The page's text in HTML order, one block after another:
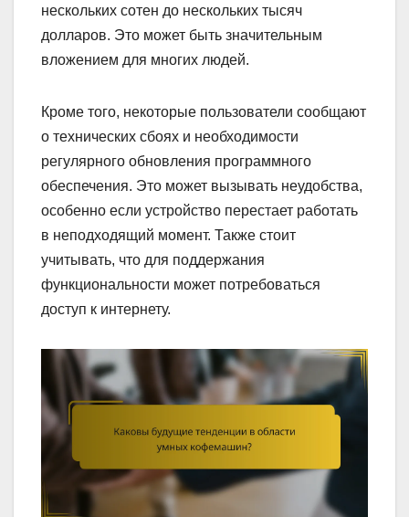
нескольких сотен до нескольких тысяч
долларов. Это может быть значительным
вложением для многих людей.
Кроме того, некоторые пользователи сообщают
о технических сбоях и необходимости
регулярного обновления программного
обеспечения. Это может вызывать неудобства,
особенно если устройство перестает работать
в неподходящий момент. Также стоит
учитывать, что для поддержания
функциональности может потребоваться
доступ к интернету.